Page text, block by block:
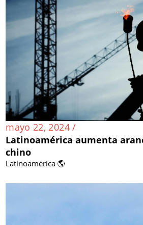
mayo 22, 2024 /
Latinoamérica aumenta
chino
Latinoamérica 🌎